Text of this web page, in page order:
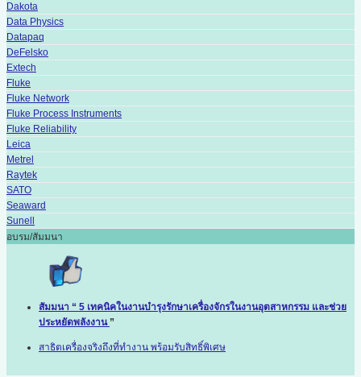
Dakota
Data Physics
Datapaq
DeFelsko
Extech
Fluke
Fluke Network
Fluke Process Instruments
Fluke Reliability
Leica
Metrel
Raytek
SATO
Seaward
Sunell
อบรม/สัมมนา
สัมมนา “ 5 เทคนิคในงานบำรุงรักษาเครื่องจักรในงานอุตสาหกรรม และช่วย
ประหยัดพลังงาน ”
สาธิตเครื่องจริงถึงที่ทำงาน พร้อมรับสิทธิ์พิเศษ